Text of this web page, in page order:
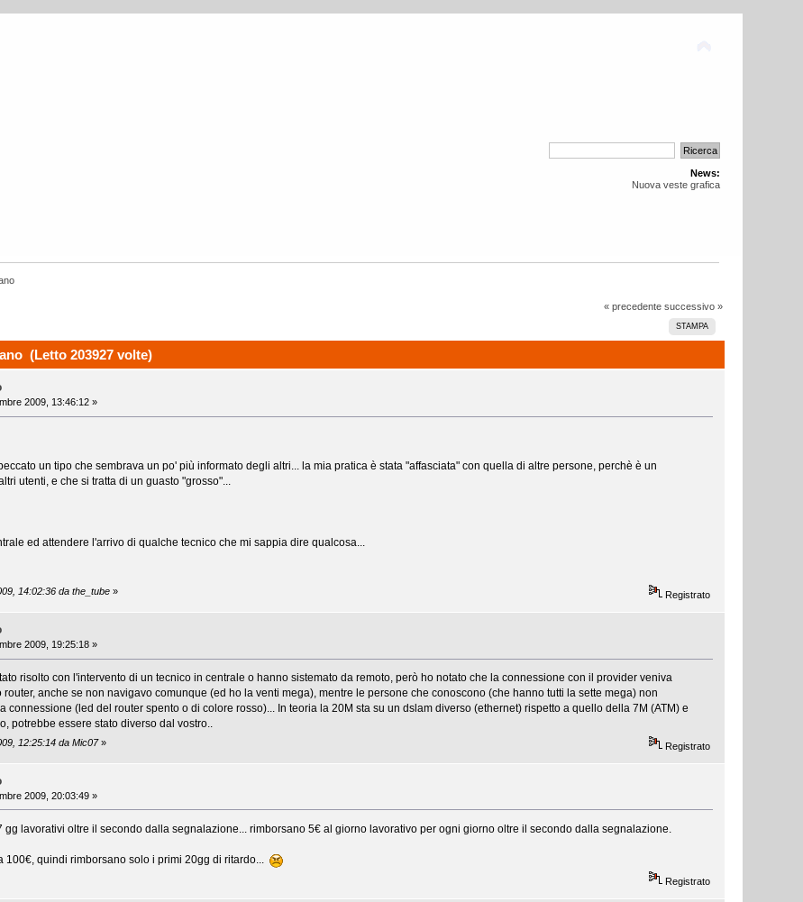
News:
Nuova veste grafica
« precedente successivo »
STAMPA
(Letto 203927 volte)
2009, 13:46:12 »
un tipo che sembrava un po' più informato degli altri... la mia pratica è stata "affasciata" con quella di altre persone, perchè è un
utenti, e che si tratta di un guasto "grosso"...
ed attendere l'arrivo di qualche tecnico che mi sappia dire qualcosa...
14:02:36 da the_tube» Registrato
2009, 19:25:18 »
risolto con l'intervento di un tecnico in centrale o hanno sistemato da remoto, però ho notato che la connessione con il provider veniva
anche se non navigavo comunque (ed ho la venti mega), mentre le persone che conoscono (che hanno tutti la sette mega) non
connessione (led del router spento o di colore rosso)... In teoria la 20M sta su un dslam diverso (ethernet) rispetto a quello della 7M (ATM) e
potrebbe essere stato diverso dal vostro..
12:25:14 da Mic07» Registrato
2009, 20:03:49 »
gg lavorativi oltre il secondo dalla segnalazione... rimborsano 5€ al giorno lavorativo per ogni giorno oltre il secondo dalla segnalazione.
100€, quindi rimborsano solo i primi 20gg di ritardo...
Registrato